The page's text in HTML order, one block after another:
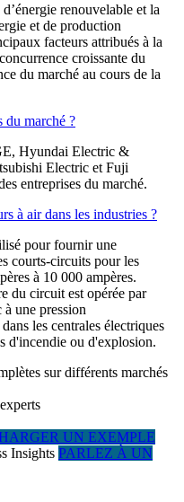
renouvelable et la
et de production
facteurs attribués à la
croissante du
du marché au cours de la
du marché ?
Hyundai Electric &
Electric et Fuji
entreprises du marché.
à air dans les industries ?
pour fournir une
courts-circuits pour les
à 10 000 ampères.
du circuit est opérée par
à une pression
les centrales électriques
d'incendie ou d'explosion.
sur différents marchés
UN EXEMPLE
PARLEZ À UN